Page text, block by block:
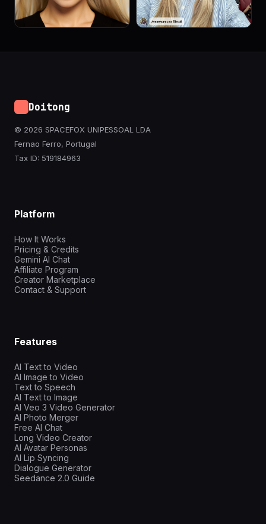
Doitong
© 2026 SPACEFOX UNIPESSOAL LDA
Fernao Ferro, Portugal
Tax ID: 519184963
Platform
How It Works
Pricing & Credits
Gemini AI Chat
Affiliate Program
Creator Marketplace
Contact & Support
Features
AI Text to Video
AI Image to Video
Text to Speech
AI Text to Image
AI Veo 3 Video Generator
AI Photo Merger
Free AI Chat
Long Video Creator
AI Avatar Personas
AI Lip Syncing
Dialogue Generator
Seedance 2.0 Guide